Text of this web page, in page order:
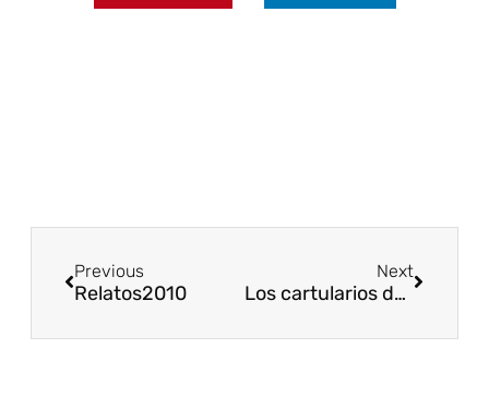
Previous
Relatos2010
Next
Los cartularios de Valpuesta